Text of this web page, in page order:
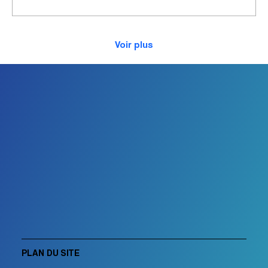
sur les genoux On fait...
Voir plus
PLAN DU SITE